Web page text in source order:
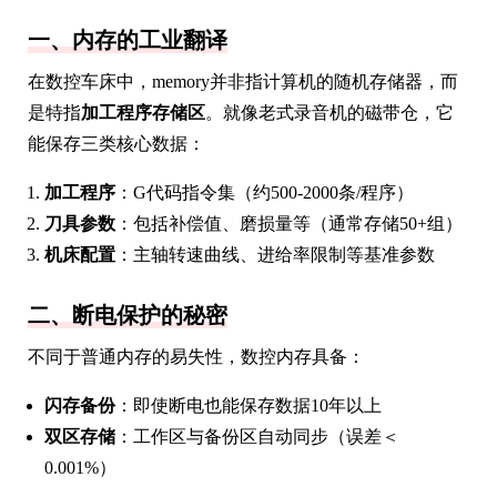
一、内存的工业翻译
在数控车床中，memory并非指计算机的随机存储器，而
是特指加工程序存储区。就像老式录音机的磁带仓，它
能保存三类核心数据：
加工程序 ：G代码指令集（约500-2000条/程序）
刀具参数 ：包括补偿值、磨损量等（通常存储50+组）
机床配置 ：主轴转速曲线、进给率限制等基准参数
二、断电保护的秘密
不同于普通内存的易失性，数控内存具备：
闪存备份：即使断电也能保存数据10年以上
双区存储 ：工作区与备份区自动同步（误差＜
0.001%）